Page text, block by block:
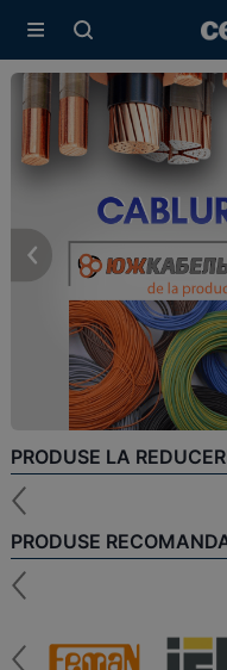
PRODUSE LA
PRODUSE